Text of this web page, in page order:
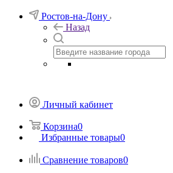
Ростов-на-Дону
Назад
Личный кабинет
Корзина0
Избранные товары0
Сравнение товаров0